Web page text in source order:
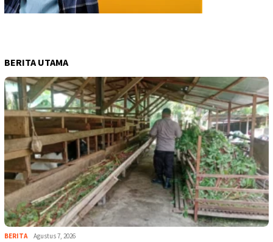
BERITA UTAMA
BERITA Agustus 7, 2026